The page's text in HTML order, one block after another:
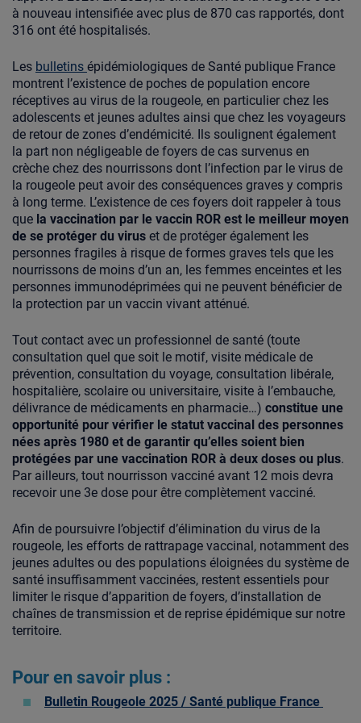
à nouveau intensifiée avec plus de 870 cas rapportés, dont
316 ont été hospitalisés.
Les bulletins épidémiologiques de Santé publique France
montrent l’existence de poches de population encore
réceptives au virus de la rougeole, en particulier chez les
adolescents et jeunes adultes ainsi que chez les voyageurs
de retour de zones d’endémicité. Ils soulignent également
la part non négligeable de foyers de cas survenus en
crèche chez des nourrissons dont l’infection par le virus de
la rougeole peut avoir des conséquences graves y compris
à long terme. L’existence de ces foyers doit rappeler à tous
que la vaccination par le vaccin ROR est le meilleur moyen
de se protéger du virus et de protéger également les
personnes fragiles à risque de formes graves tels que les
nourrissons de moins d’un an, les femmes enceintes et les
personnes immunodéprimées qui ne peuvent bénéficier de
la protection par un vaccin vivant atténué.
Tout contact avec un professionnel de santé (toute
consultation quel que soit le motif, visite médicale de
prévention, consultation du voyage, consultation libérale,
hospitalière, scolaire ou universitaire, visite à l’embauche,
délivrance de médicaments en pharmacie…) constitue une
opportunité pour vérifier le statut vaccinal des personnes
nées après 1980 et de garantir qu’elles soient bien
protégées par une vaccination ROR à deux doses ou plus.
Par ailleurs, tout nourrisson vacciné avant 12 mois devra
recevoir une 3e dose pour être complètement vacciné.
Afin de poursuivre l’objectif d’élimination du virus de la
rougeole, les efforts de rattrapage vaccinal, notamment des
jeunes adultes ou des populations éloignées du système de
santé insuffisamment vaccinées, restent essentiels pour
limiter le risque d’apparition de foyers, d’installation de
chaînes de transmission et de reprise épidémique sur notre
territoire.
Pour en savoir plus :
Bulletin Rougeole 2025 / Santé publique France